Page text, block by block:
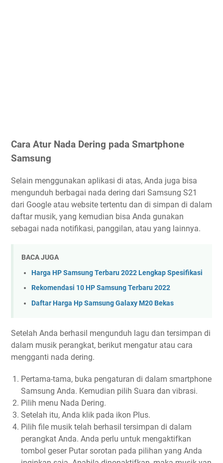
Cara Atur Nada Dering pada Smartphone
Samsung
Selain menggunakan aplikasi di atas, Anda juga bisa
mengunduh berbagai nada dering dari Samsung S21
dari Google atau website tertentu dan di simpan di dalam
daftar musik, yang kemudian bisa Anda gunakan
sebagai nada notifikasi, panggilan, atau yang lainnya.
BACA JUGA
Harga HP Samsung Terbaru 2022 Lengkap Spesifikasi
Rekomendasi 10 HP Samsung Terbaru 2022
Daftar Harga Hp Samsung Galaxy M20 Bekas
Setelah Anda berhasil mengunduh lagu dan tersimpan di
dalam musik perangkat, berikut mengatur atau cara
mengganti nada dering.
Pertama-tama, buka pengaturan di dalam smartphone
Samsung Anda. Kemudian pilih Suara dan vibrasi.
Pilih menu Nada Dering.
Setelah itu, Anda klik pada ikon Plus.
Pilih file musik telah berhasil tersimpan di dalam
perangkat Anda. Anda perlu untuk mengaktifkan
tombol geser Putar sorotan pada pilihan yang Anda